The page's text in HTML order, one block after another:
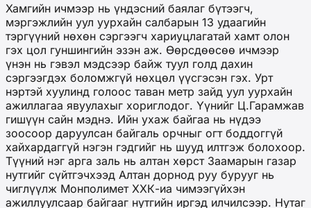
Хамгийн ичмээр нь үндэсний баялаг бүтээгч,
мэргэжлийн уул уурхайн салбарын 13 удаагийн
тэргүүний нөхөн сэргээгч хариуцлагатай хамт олон
гэх цол гуншингийн эзэн аж. Өөрсдөөсөө ичмээр
үнэн нь гэвэл мэдсээр байж туул голд дахин
сэргээгдэх боломжгүй нөхцөл үүсгэсэн гэх. Урт
нэртэй хуулинд голоос таван метр зайд уул уурхайн
ажиллагаа явуулахыг хориглодог. Үүнийг Ц.Гарамжав
гишүүн сайн мэднэ. Ийн ухаж байгаа нь нүдээ
зоосоор даруулсан байгаль орчныг огт боддоггүй
хайхардаггүй нэгэн гэдгийг нь шууд илтгэж болохоор.
Түүний нэг арга заль нь алтан хөрст Заамарын газар
нутгийг сүйтгэчхээд Алтан дорнод руу бурууг нь
чиглүүлж Монполимет ХХК-иа чимээгүйхэн
ажиллуулсаар байгааг нутгийн иргэд илчилсээр. Нутаг